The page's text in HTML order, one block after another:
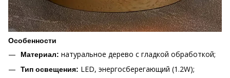
Особенности
Материал: натуральное дерево с гладкой обработкой;
Тип освещения: LED, энергосберегающий (1.2W);